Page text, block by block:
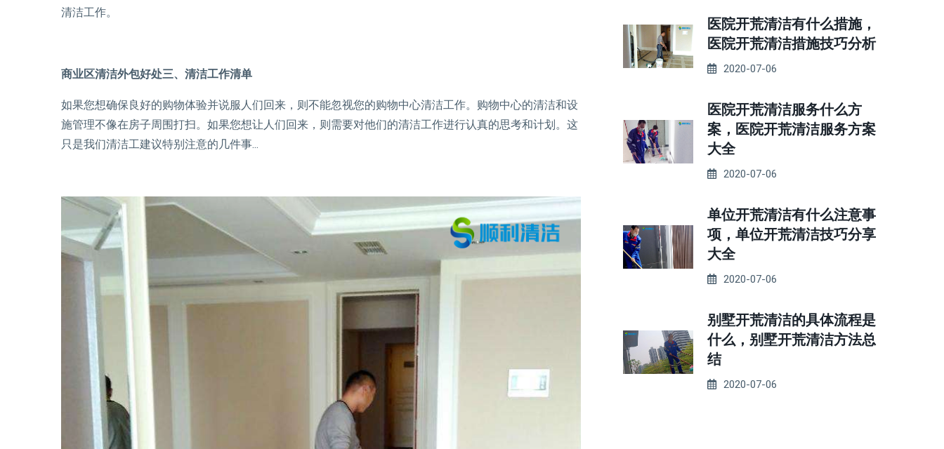
清洁工作。
商业区清洁外包好处三、清洁工作清单
如果您想确保良好的购物体验并说服人们回来，则不能忽视您的购物中心清洁工作。购物中心的清洁和设
施管理不像在房子周围打扫。如果您想让人们回来，则需要对他们的清洁工作进行认真的思考和计划。这
只是我们清洁工建议特别注意的几件事...
医院开荒清洁有什么措施，
医院开荒清洁措施技巧分析
2020-07-06
医院开荒清洁服务什么方
案，医院开荒清洁服务方案
大全
2020-07-06
单位开荒清洁有什么注意事
项，单位开荒清洁技巧分享
大全
2020-07-06
别墅开荒清洁的具体流程是
什么，别墅开荒清洁方法总
结
2020-07-06